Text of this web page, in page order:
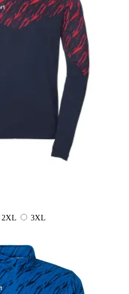
2XL
3XL